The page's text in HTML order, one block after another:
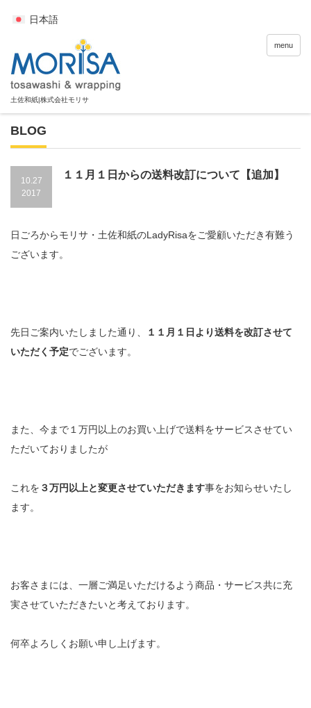
日本語
menu
BLOG
10.27
2017
１１月１日からの送料改訂について【追加】
日ごろからモリサ・土佐和紙のLadyRisaをご愛顧いただき有難う
ございます。
先日ご案内いたしました通り、
１１月１日より送料を改訂させて
いただく予定でございます。
また、今まで１万円以上のお買い上げで送料をサービスさせてい
ただいておりましたが
これを ３万円以上と変更させていただきます事をお知らせいたし
ます。
お客さまには、一層ご満足いただけるよう商品・サービス共に充
実させていただきたいと考えております。
何卒よろしくお願い申し上げます。